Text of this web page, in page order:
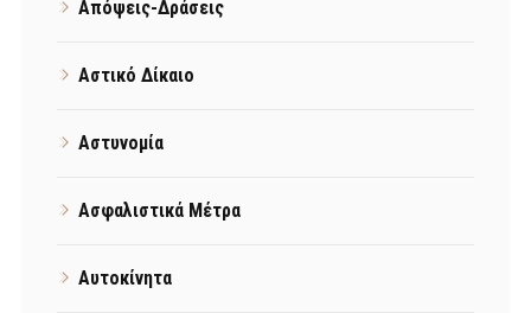
Απόψεις-Δράσεις
Αστικό Δίκαιο
Αστυνομία
Ασφαλιστικά Μέτρα
Αυτοκίνητα